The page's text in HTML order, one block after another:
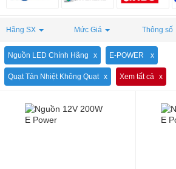
Hãng SX Mức Giá Thông số
Nguồn LED Chính Hãng E-POWER
Quạt Tản Nhiệt Không Quạt Xem tất cả